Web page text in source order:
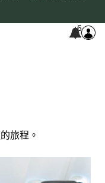
6
旅程。